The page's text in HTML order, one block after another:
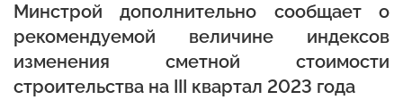
Минстрой дополнительно сообщает о
рекомендуемой величине индексов
изменения сметной стоимости
строительства на III квартал 2023 года